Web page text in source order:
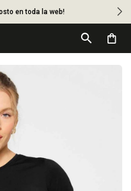
en toda la web!